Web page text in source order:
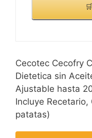
Cecotec Cecofry
Dietetica sin
Ajustable hasta
Incluye
patatas)